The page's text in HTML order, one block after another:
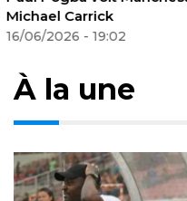
une force collective
18/06/2026 - 20:23
À la une